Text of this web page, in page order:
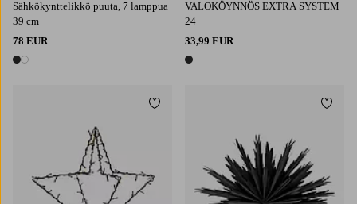
Sähkökynttelikkö puuta, 7 lamppua
39 cm
78 EUR
2 värejä
VALOKÖYNNÖS EXTRA SYSTEM
24
33,99 EUR
1 väri
Lisää suosikkeihin Lisää